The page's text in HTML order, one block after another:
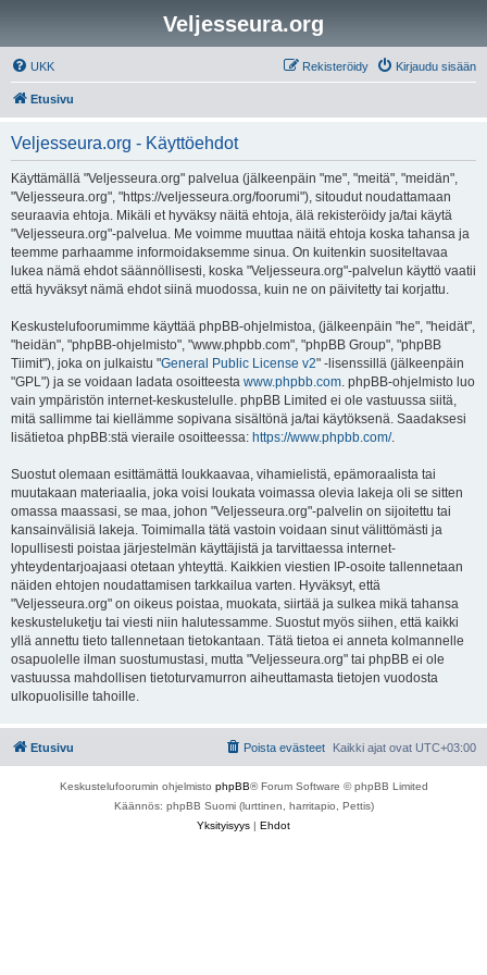
Veljesseura.org
UKK Kirjaudu sisään
Rekisteröidy
Etusivu
Veljesseura.org - Käyttöehdot
Käyttämällä "Veljesseura.org" palvelua (jälkeenpäin "me", "meitä", "meidän",
"Veljesseura.org", "https://veljesseura.org/foorumi"), sitoudut noudattamaan
seuraavia ehtoja. Mikäli et hyväksy näitä ehtoja, älä rekisteröidy ja/tai käytä
"Veljesseura.org"-palvelua. Me voimme muuttaa näitä ehtoja koska tahansa ja
teemme parhaamme informoidaksemme sinua. On kuitenkin suositeltavaa
lukea nämä ehdot säännöllisesti, koska "Veljesseura.org"-palvelun käyttö vaatii
että hyväksyt nämä ehdot siinä muodossa, kuin ne on päivitetty tai korjattu.
Keskustelufoorumimme käyttää phpBB-ohjelmistoa, (jälkeenpäin "he", "heidät",
"heidän", "phpBB-ohjelmisto", "www.phpbb.com", "phpBB Group", "phpBB
Tiimit"), joka on julkaistu "General Public License v2" -lisenssillä (jälkeenpäin
"GPL") ja se voidaan ladata osoitteesta www.phpbb.com. phpBB-ohjelmisto luo
vain ympäristön internet-keskustelulle. phpBB Limited ei ole vastuussa siitä,
mitä sallimme tai kiellämme sopivana sisältönä ja/tai käytöksenä. Saadaksesi
lisätietoa phpBB:stä vieraile osoitteessa: https://www.phpbb.com/.
Suostut olemaan esittämättä loukkaavaa, vihamielistä, epämoraalista tai
muutakaan materiaalia, joka voisi loukata voimassa olevia lakeja oli se sitten
omassa maassasi, se maa, johon "Veljesseura.org"-palvelin on sijoitettu tai
kansainvälisiä lakeja. Toimimalla tätä vastoin voidaan sinut välittömästi ja
lopullisesti poistaa järjestelmän käyttäjistä ja tarvittaessa internet-
yhteydentarjoajaasi otetaan yhteyttä. Kaikkien viestien IP-osoite tallennetaan
näiden ehtojen noudattamisen tarkkailua varten. Hyväksyt, että
"Veljesseura.org" on oikeus poistaa, muokata, siirtää ja sulkea mikä tahansa
keskusteluketju tai viesti niin halutessamme. Suostut myös siihen, että kaikki
yllä annettu tieto tallennetaan tietokantaan. Tätä tietoa ei anneta kolmannelle
osapuolelle ilman suostumustasi, mutta "Veljesseura.org" tai phpBB ei ole
vastuussa mahdollisen tietoturvamurron aiheuttamasta tietojen vuodosta
ulkopuolisille tahoille.
Etusivu Kaikki ajat ovat UTC+03:00
Poista evästeet
Keskustelufoorumin ohjelmisto phpBB® Forum Software © phpBB Limited
Käännös: phpBB Suomi (lurttinen, harritapio, Pettis)
Yksityisyys | Ehdot